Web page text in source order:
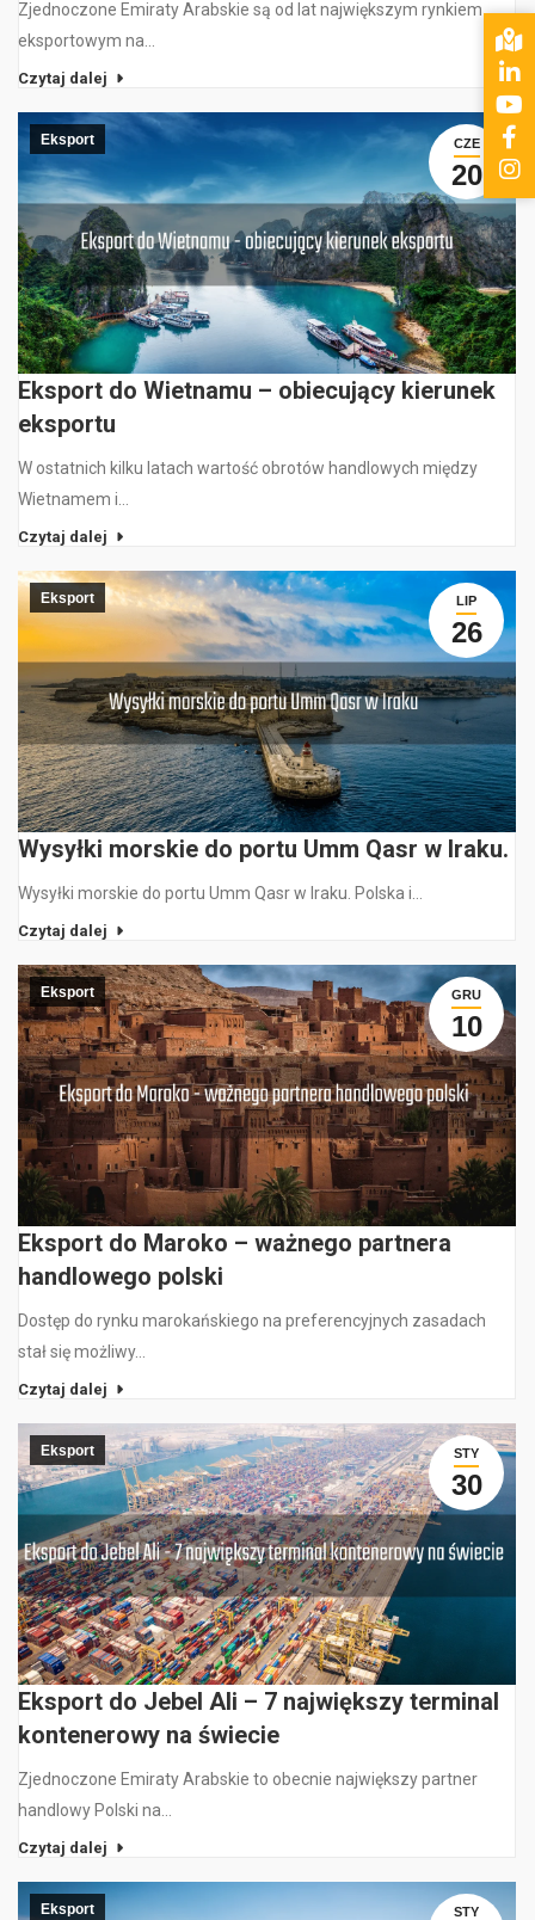
Zjednoczone Emiraty Arabskie są od lat największym rynkiem
eksportowym na…
Czytaj dalej
CZE
20
Eksport
Eksport do Wietnamu – obiecujący kierunek
eksportu
W ostatnich kilku latach wartość obrotów handlowych między
Wietnamem i…
Czytaj dalej
LIP
26
Eksport
Wysyłki morskie do portu Umm Qasr w Iraku.
Wysyłki morskie do portu Umm Qasr w Iraku. Polska i…
Czytaj dalej
GRU
10
Eksport
Eksport do Maroko – ważnego partnera
handlowego polski
Dostęp do rynku marokańskiego na preferencyjnych zasadach
stał się możliwy…
Czytaj dalej
STY
30
Eksport
Eksport do Jebel Ali – 7 największy terminal
kontenerowy na świecie
Zjednoczone Emiraty Arabskie to obecnie największy partner
handlowy Polski na…
Czytaj dalej
STY
Eksport